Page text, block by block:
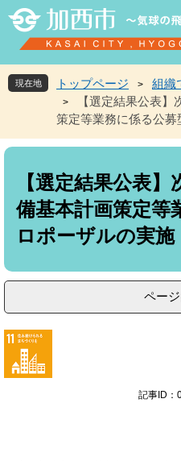
先
頭
を
飛
現在地 トップページ > 組織
>
【選定結果公表
策定等業務に係る公
本
【選定結果公表
備基本計画策定等
ロポーザルの実施
ペー
記事ID：